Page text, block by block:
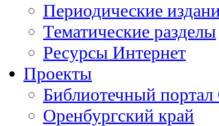
Периодические
Тематические разделы
Ресурсы Интернет
Проекты
Библиотечный портал
Оренбургский край